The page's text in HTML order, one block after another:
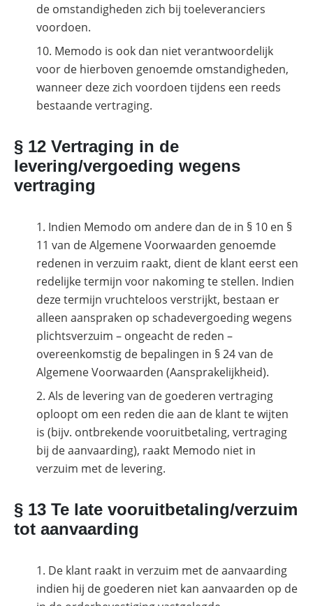
de omstandigheden zich bij toeleveranciers
voordoen.
Memodo is ook dan niet verantwoordelijk
voor de hierboven genoemde omstandigheden,
wanneer deze zich voordoen tijdens een reeds
bestaande vertraging.
§ 12 Vertraging in de
levering/vergoeding wegens
vertraging
Indien Memodo om andere dan de in § 10 en §
11 van de Algemene Voorwaarden genoemde
redenen in verzuim raakt, dient de klant eerst een
redelijke termijn voor nakoming te stellen. Indien
deze termijn vruchteloos verstrijkt, bestaan er
alleen aanspraken op schadevergoeding wegens
plichtsverzuim – ongeacht de reden –
overeenkomstig de bepalingen in § 24 van de
Algemene Voorwaarden (Aansprakelijkheid).
Als de levering van de goederen vertraging
oploopt om een reden die aan de klant te wijten
is (bijv. ontbrekende vooruitbetaling, vertraging
bij de aanvaarding), raakt Memodo niet in
verzuim met de levering.
§ 13 Te late vooruitbetaling/verzuim
tot aanvaarding
De klant raakt in verzuim met de aanvaarding
indien hij de goederen niet kan aanvaarden op de